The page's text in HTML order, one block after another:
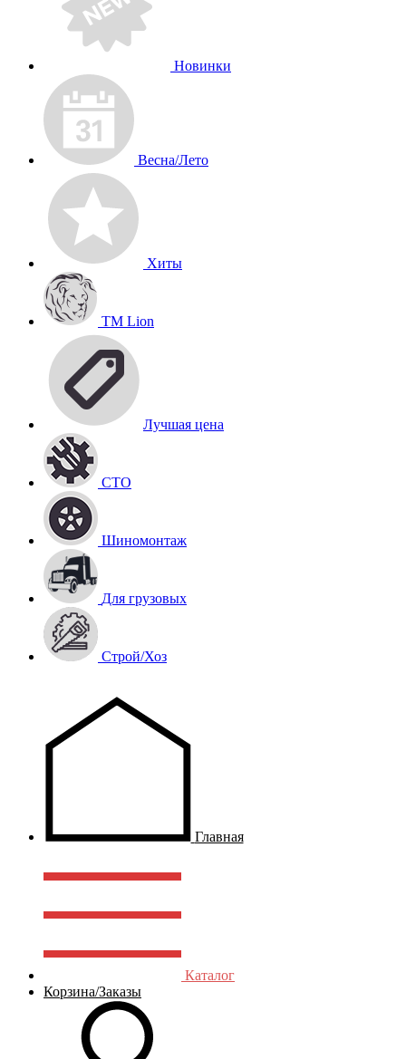
Новинки
Весна/Лето
Хиты
TM Lion
Лучшая цена
СТО
Шиномонтаж
Для грузовых
Строй/Хоз
Главная
Каталог
Корзина/Заказы